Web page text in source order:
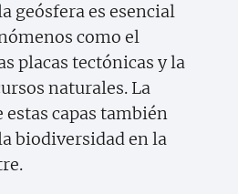
geósfera es esencial
como el
placas tectónicas y la
naturales. La
capas también
biodiversidad en la